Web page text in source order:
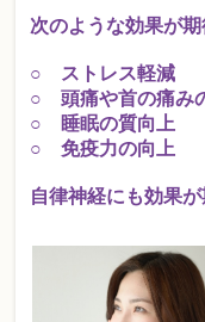
次のような効果が期
○ ストレス軽減
○ 頭痛や首の痛み
○ 睡眠の質向上
○ 免疫力の向上
自律神経にも効果